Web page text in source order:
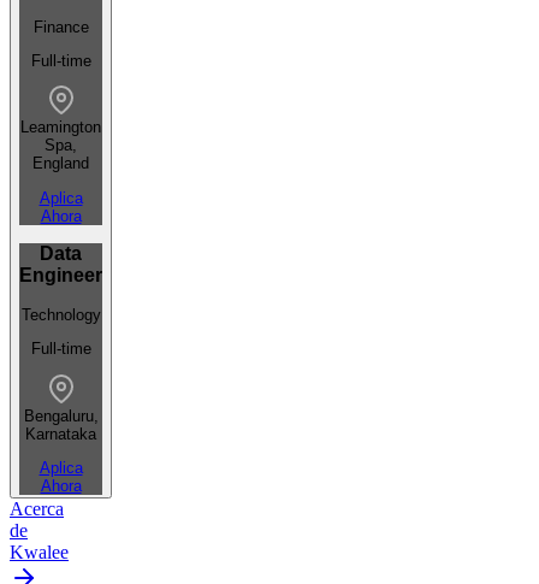
Finance
Full-time
Leamington
Spa,
England
Aplica
Ahora
Data
Engineer
Technology
Full-time
Bengaluru,
Karnataka
Aplica
Ahora
Acerca
de
Kwalee